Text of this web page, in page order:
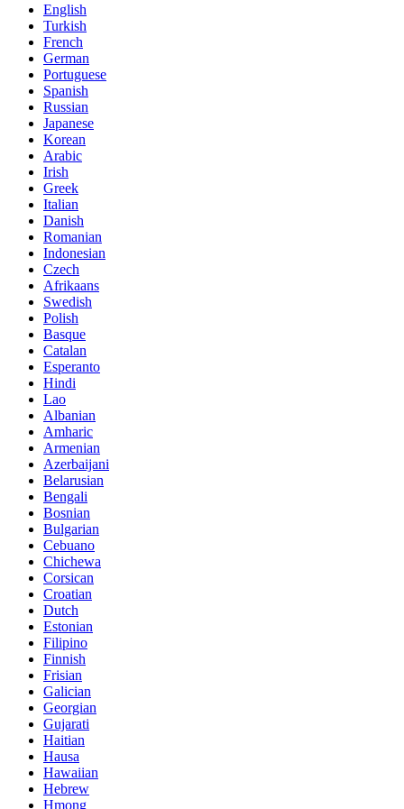
English
Turkish
French
German
Portuguese
Spanish
Russian
Japanese
Korean
Arabic
Irish
Greek
Italian
Danish
Romanian
Indonesian
Czech
Afrikaans
Swedish
Polish
Basque
Catalan
Esperanto
Hindi
Lao
Albanian
Amharic
Armenian
Azerbaijani
Belarusian
Bengali
Bosnian
Bulgarian
Cebuano
Chichewa
Corsican
Croatian
Dutch
Estonian
Filipino
Finnish
Frisian
Galician
Georgian
Gujarati
Haitian
Hausa
Hawaiian
Hebrew
Hmong